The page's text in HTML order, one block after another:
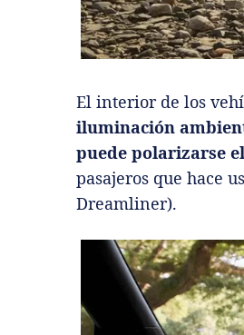
El interior de los
iluminación
puede polarizarse
pasajeros que hace
Dreamliner).